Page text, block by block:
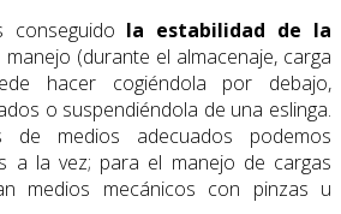
la estabilidad de la
manejo (durante el almacenaje, carga
hacer cogiéndola por debajo,
o suspendiéndola de una eslinga.
de medios adecuados podemos
a la vez; para el manejo de cargas
medios mecánicos con pinzas u